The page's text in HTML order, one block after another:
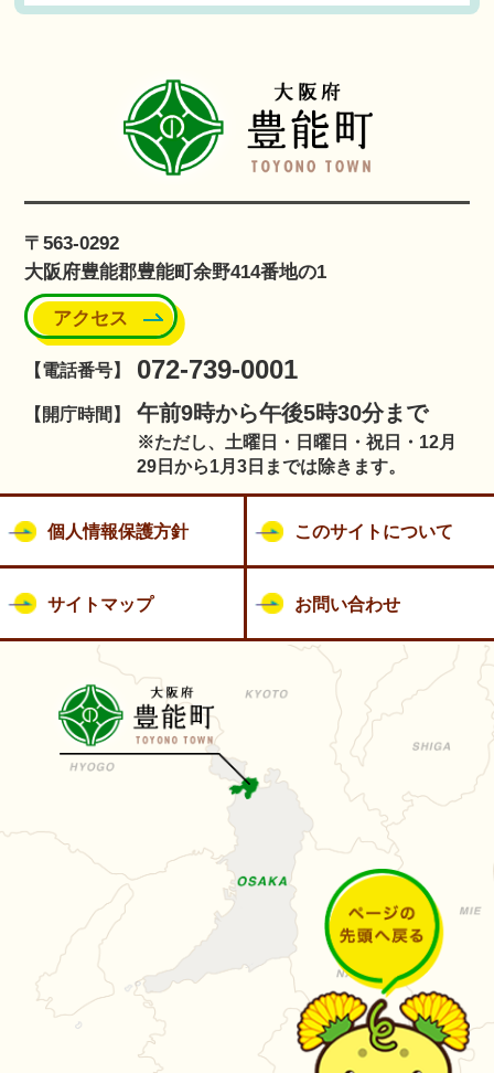
〒563-0292
大阪府豊能郡豊能町余野414番地の1
アクセス
【電話番号】 072-739-0001
【開庁時間】 午前9時から午後5時30分まで
※ただし、土曜日・日曜日・祝日・12月
29日から1月3日までは除きます。
個人情報保護方針 このサイトについて
サイトマップ お問い合わせ